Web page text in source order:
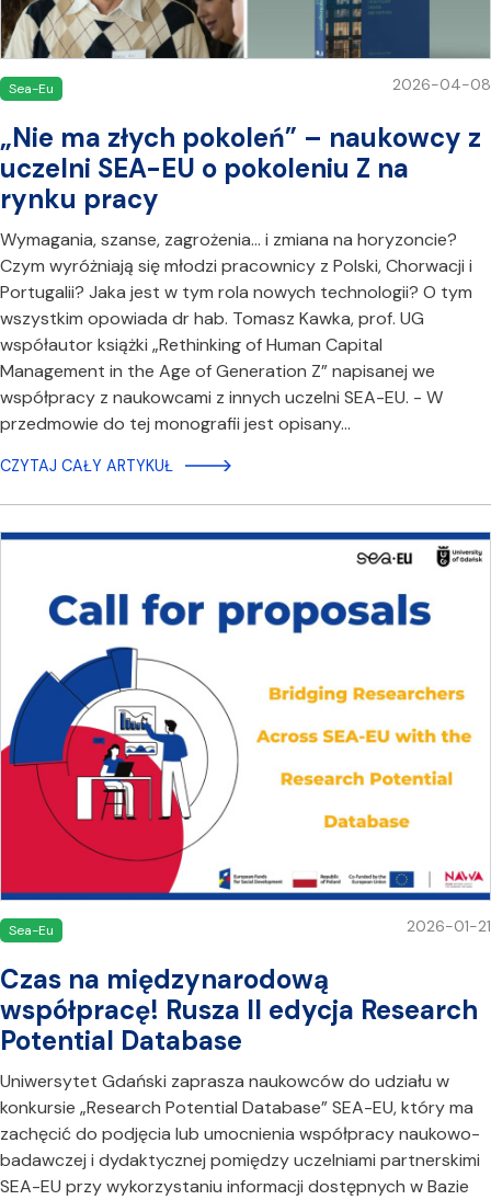
Sea-Eu 2026-04-08
„Nie ma złych pokoleń” – naukowcy z
uczelni SEA-EU o pokoleniu Z na
rynku pracy
Wymagania, szanse, zagrożenia... i zmiana na horyzoncie?
Czym wyróżniają się młodzi pracownicy z Polski, Chorwacji i
Portugalii? Jaka jest w tym rola nowych technologii? O tym
wszystkim opowiada dr hab. Tomasz Kawka, prof. UG
współautor książki „Rethinking of Human Capital
Management in the Age of Generation Z” napisanej we
współpracy z naukowcami z innych uczelni SEA-EU. - W
przedmowie do tej monografii jest opisany…
CZYTAJ CAŁY ARTYKUŁ
Sea-Eu 2026-01-21
Czas na międzynarodową
współpracę! Rusza II edycja Research
Potential Database
Uniwersytet Gdański zaprasza naukowców do udziału w
konkursie „Research Potential Database” SEA-EU, który ma
zachęcić do podjęcia lub umocnienia współpracy naukowo-
badawczej i dydaktycznej pomiędzy uczelniami partnerskimi
SEA-EU przy wykorzystaniu informacji dostępnych w Bazie